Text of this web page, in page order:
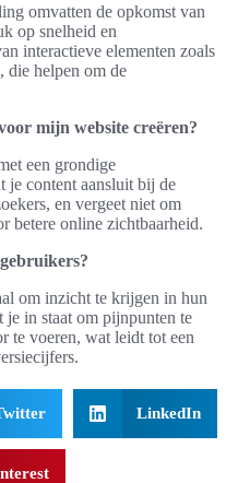
omvatten de opkomst van
op snelheid en
interactieve elementen zoals
die helpen om de
mijn website creëren?
een grondige
je content aansluit bij de
en vergeet niet om
betere online zichtbaarheid.
om inzicht te krijgen in hun
in staat om pijnpunten te
te voeren, wat leidt tot een
LinkedIn